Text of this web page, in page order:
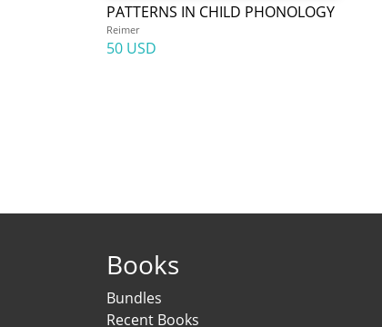
PATTERNS IN CHILD PHONOLOGY
Reimer
50 USD
Books
Bundles
Recent Books